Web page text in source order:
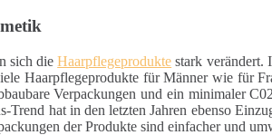
sich dieHaarpflegeprodukte stark verändert.
Haarpflegeprodukte für Männer wie für
Verpackungen und ein minimaler
Trend hat in den letzten Jahren ebenso
der Produkte sind einfacher und